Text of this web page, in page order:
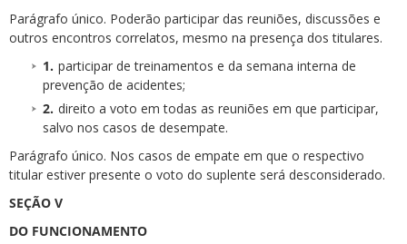
Parágrafo único. Poderão participar das reuniões, discussões e
outros encontros correlatos, mesmo na presença dos titulares.
participar de treinamentos e da semana interna de
prevenção de acidentes;
direito a voto em todas as reuniões em que participar,
salvo nos casos de desempate.
Parágrafo único. Nos casos de empate em que o respectivo
titular estiver presente o voto do suplente será desconsiderado.
SEÇÃO V
DO FUNCIONAMENTO